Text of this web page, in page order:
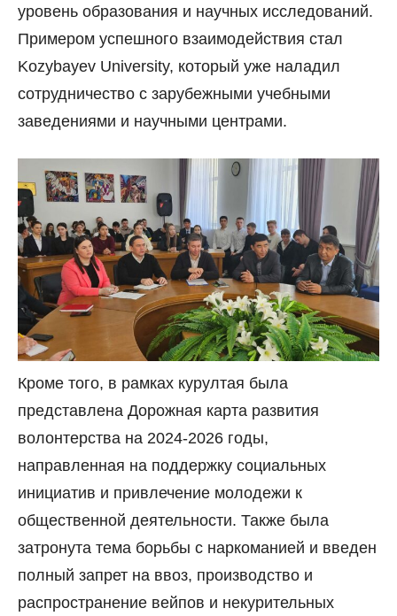
уровень образования и научных исследований.
Примером успешного взаимодействия стал
Kozybayev University, который уже наладил
сотрудничество с зарубежными учебными
заведениями и научными центрами.
Кроме того, в рамках курултая была
представлена Дорожная карта развития
волонтерства на 2024-2026 годы,
направленная на поддержку социальных
инициатив и привлечение молодежи к
общественной деятельности. Также была
затронута тема борьбы с наркоманией и введен
полный запрет на ввоз, производство и
распространение вейпов и некурительных